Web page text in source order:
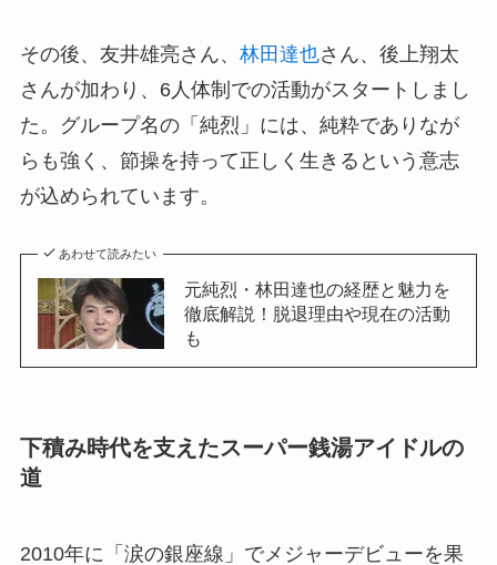
その後、友井雄亮さん、 林田達也さん、後上翔太
さんが加わり、6人体制での活動がスタートしまし
た。グループ名の「純烈」には、純粋でありなが
らも強く、節操を持って正しく生きるという意志
が込められています。
あわせて読みたい
元純烈・林田達也の経歴と魅力を
徹底解説！脱退理由や現在の活動
も
下積み時代を支えたスーパー銭湯アイドルの
道
2010年に「涙の銀座線」でメジャーデビューを果